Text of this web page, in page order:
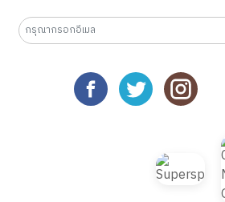
รับข่าวสารและโปร
เราใช้คุกกี้เพื่อเพิ่มประสบการณ์ที่ดีในการใช้เว็บ
ตรงกับความสนใจ รวมถึงเพื่อวิเคราะห์การเข้าใช้
ว่าผู้ใช้งานมาจากที่ใด คุณสามารถเลือกตั้งค่าคว
การตั้งค่าคุกกี้